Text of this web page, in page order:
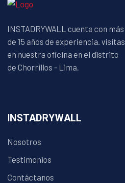
INSTADRYWALL cuenta con más
de 15 años de experiencia. visitas
en nuestra oficina en el distrito
de Chorrillos - Lima.
INSTADRYWALL
Nosotros
Testimonios
Contáctanos